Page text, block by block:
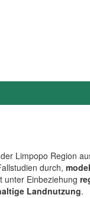
Limpopo Region
durch,
unter Einbeziehung
Landnutzung.